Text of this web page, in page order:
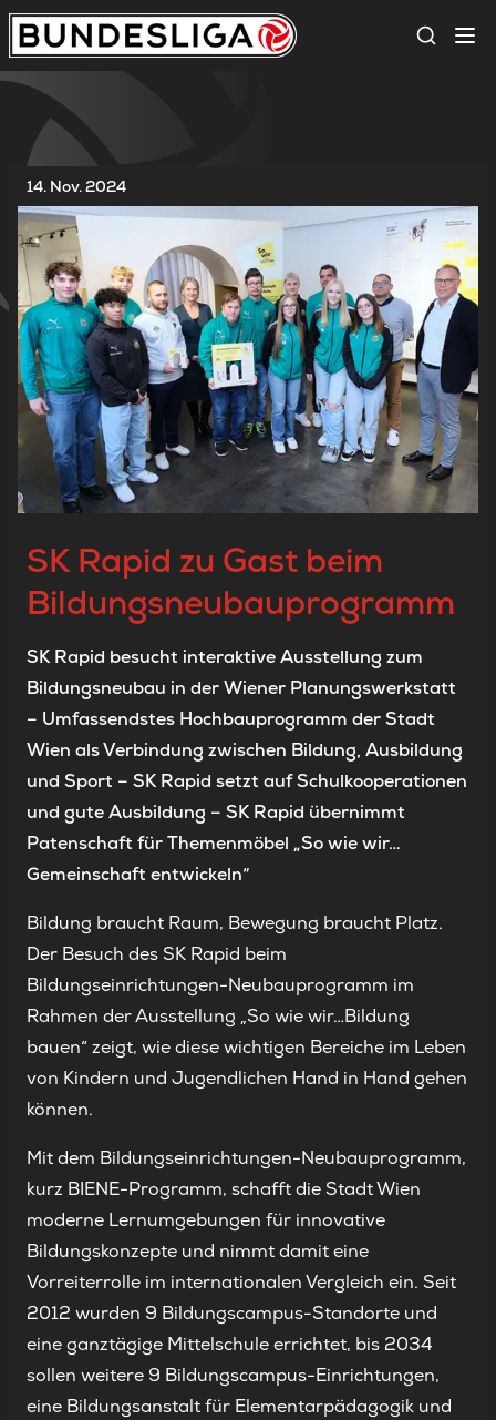
Suche
14. Nov. 2024
SK Rapid zu Gast beim
Bildungsneubauprogramm
SK Rapid besucht interaktive Ausstellung zum
Bildungsneubau in der Wiener Planungswerkstatt
– Umfassendstes Hochbauprogramm der Stadt
Wien als Verbindung zwischen Bildung, Ausbildung
und Sport – SK Rapid setzt auf Schulkooperationen
und gute Ausbildung – SK Rapid übernimmt
Patenschaft für Themenmöbel „So wie wir…
Gemeinschaft entwickeln“
Bildung braucht Raum, Bewegung braucht Platz.
Der Besuch des SK Rapid beim
Bildungseinrichtungen-Neubauprogramm im
Rahmen der Ausstellung „So wie wir…Bildung
bauen“ zeigt, wie diese wichtigen Bereiche im Leben
von Kindern und Jugendlichen Hand in Hand gehen
können.
Mit dem Bildungseinrichtungen-Neubauprogramm,
kurz BIENE-Programm, schafft die Stadt Wien
moderne Lernumgebungen für innovative
Bildungskonzepte und nimmt damit eine
Vorreiterrolle im internationalen Vergleich ein. Seit
2012 wurden 9 Bildungscampus-Standorte und
eine ganztägige Mittelschule errichtet, bis 2034
sollen weitere 9 Bildungscampus-Einrichtungen,
eine Bildungsanstalt für Elementarpädagogik und